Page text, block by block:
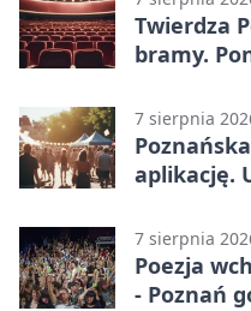
Twierdza
bramy.
7 sierpnia
aplikację.
7 sierpnia
Poezja
- Poznań